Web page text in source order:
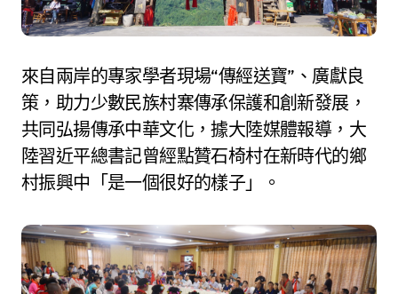
來自兩岸的專家學者現場“傳經送寶”、廣獻良
策，助力少數民族村寨傳承保護和創新發展，
共同弘揚傳承中華文化，據大陸媒體報導，大
陸習近平總書記曾經點贊石椅村在新時代的鄉
村振興中「是一個很好的樣子」。